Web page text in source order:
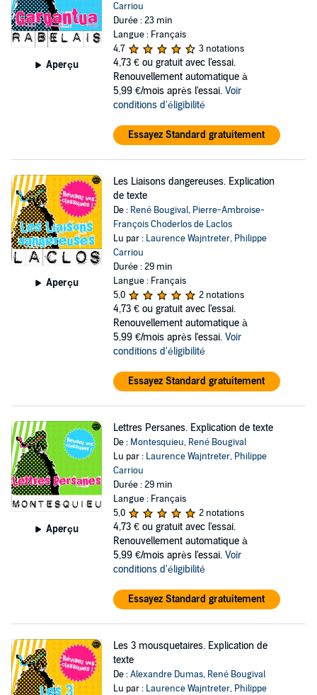
Aperçu
Carriou
Durée : 23 min
Langue : Français
4,7
3 notations
4,73 € ou gratuit avec l'essai.
Renouvellement automatique à
5,99 €/mois après l'essai. Voir
conditions d'éligibilité
Essayez Standard gratuitement
Aperçu
Les Liaisons dangereuses. Explication
de texte
De : René Bougival, Pierre-Ambroise-
François Choderlos de Laclos
Lu par : Laurence Wajntreter, Philippe
Carriou
Durée : 29 min
Langue : Français
5,0
2 notations
4,73 € ou gratuit avec l'essai.
Renouvellement automatique à
5,99 €/mois après l'essai. Voir
conditions d'éligibilité
Essayez Standard gratuitement
Aperçu
Lettres Persanes. Explication de texte
De : Montesquieu, René Bougival
Lu par : Laurence Wajntreter, Philippe
Carriou
Durée : 29 min
Langue : Français
5,0
2 notations
4,73 € ou gratuit avec l'essai.
Renouvellement automatique à
5,99 €/mois après l'essai. Voir
conditions d'éligibilité
Essayez Standard gratuitement
Les 3 mousquetaires. Explication de
texte
De :Alexandre Dumas, René Bougival
Lu par : Laurence Wajntreter, Philippe